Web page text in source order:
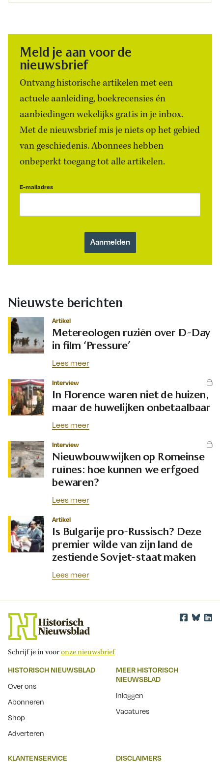
Meld je aan voor de
nieuwsbrief
Ontvang historische artikelen met een
actuele aanleiding, boekrecensies én
aanbiedingen wekelijks gratis in je inbox.
Met de nieuwsbrief mis je niets op het gebied
van geschiedenis. Abonnees hebben
onbeperkt toegang tot alle artikelen.
E-mailadres
Nieuwste berichten
Artikel
Metereologen ruziën over D-Day
in film ‘Pressure’
Lees meer
Interview
In Florence waren niet de huizen,
maar de huwelijken onbetaalbaar
Lees meer
Interview
Nieuwbouwwijken op Romeinse
ruïnes: hoe kunnen we erfgoed
bewaren?
Lees meer
Artikel
Is Bulgarije pro-Russisch? Deze
premier wilde van zijn land de
zestiende Sovjet-staat maken
Lees meer
Schrijf je in vooronze nieuwsbrief
HISTORISCH NIEUWSBLAD
Over ons
Abonneren
Shop
Adverteren
MEER HISTORISCH
NIEUWSBLAD
Inloggen
Vacatures
KLANTENSERVICE
DISCLAIMERS